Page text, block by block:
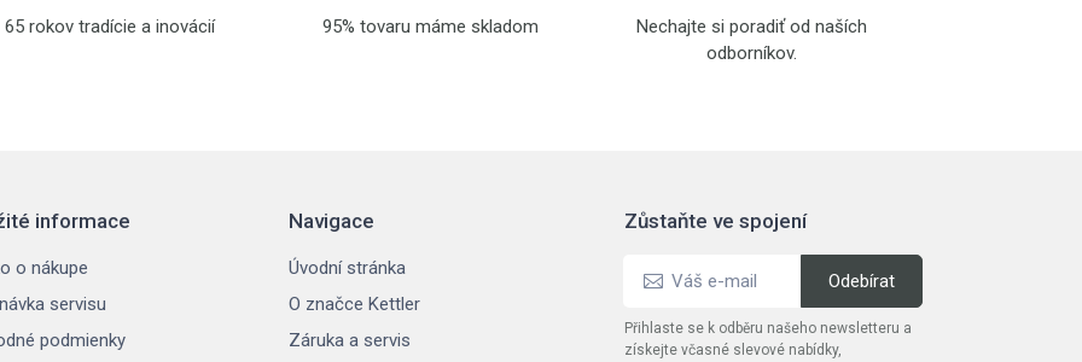
65 rokov tradície a inovácií 95% tovaru máme skladom
Nechajte si poradiť od naších
odborníkov.
informace
o nákupe
servisu
podmienky
Navigace
Úvodní stránka
O značce Kettler
Záruka a servis
Zůstaňte ve spojení
Přihlaste se k odběru našeho newsletteru a
získejte včasné slevové nabídky,